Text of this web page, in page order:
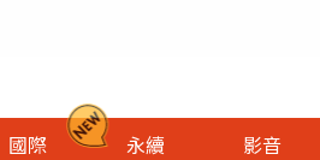
國際 永續 影音